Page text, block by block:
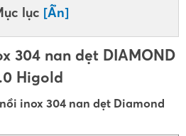
lục [Ẩn]
304 nan dẹt DIAMOND
Higold
inox 304 nan dẹt Diamond